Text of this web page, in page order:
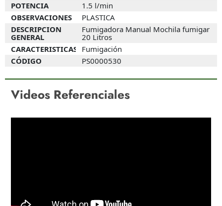
POTENCIA
1.5 l/min
OBSERVACIONES
PLASTICA
DESCRIPCION
GENERAL
Fumigadora Manual Mochila fumigar
20 Litros
CARACTERISTICAS
Fumigación
CÓDIGO
PS0000530
Videos Referenciales